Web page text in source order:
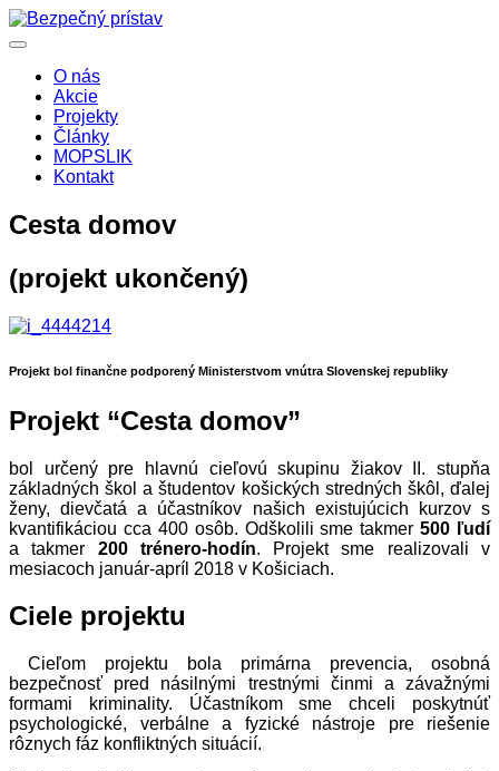
O nás
Akcie
Projekty
Články
MOPSLIK
Kontakt
Cesta domov
(projekt ukončený)
Projekt bol finančne podporený Ministerstvom vnútra Slovenskej republiky
Projekt “Cesta domov”
bol určený pre hlavnú cieľovú skupinu žiakov II. stupňa
základných škol a študentov košických stredných škôl, ďalej
ženy, dievčatá a účastníkov našich existujúcich kurzov s
kvantifikáciou cca 400 osôb. Odškolili sme takmer500 ľudí
a takmer 200 trénero-hodín. Projekt sme realizovali v
mesiacoch január-apríl 2018 v Košiciach.
Ciele projektu
Cieľom projektu bola primárna prevencia, osobná
bezpečnosť pred násilnými trestnými činmi a závažnými
formami kriminality. Účastníkom sme chceli poskytnúť
psychologické, verbálne a fyzické nástroje pre riešenie
rôznych fáz konfliktných situácií.